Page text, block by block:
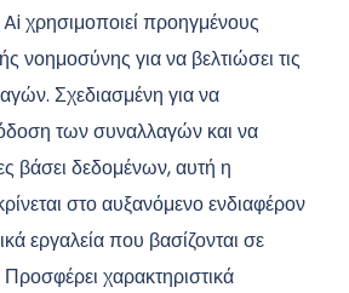
χρησιμοποιεί προηγμένους
νοημοσύνης για να βελτιώσει τις
Σχεδιασμένη για να
των συναλλαγών και να
βάσει δεδομένων, αυτή η
στο αυξανόμενο ενδιαφέρον
εργαλεία που βασίζονται σε
χαρακτηριστικά